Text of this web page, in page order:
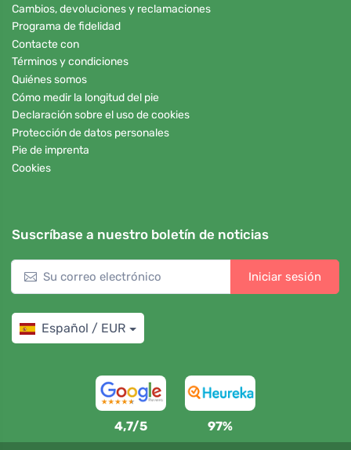
Cambios, devoluciones y reclamaciones
Programa de fidelidad
Contacte con
Términos y condiciones
Quiénes somos
Cómo medir la longitud del pie
Declaración sobre el uso de cookies
Protección de datos personales
Pie de imprenta
Cookies
Suscríbase a nuestro boletín de noticias
Iniciar sesión
Español / EUR
4,7/5 97%